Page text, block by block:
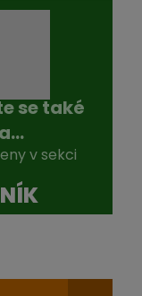
se také
v sekci